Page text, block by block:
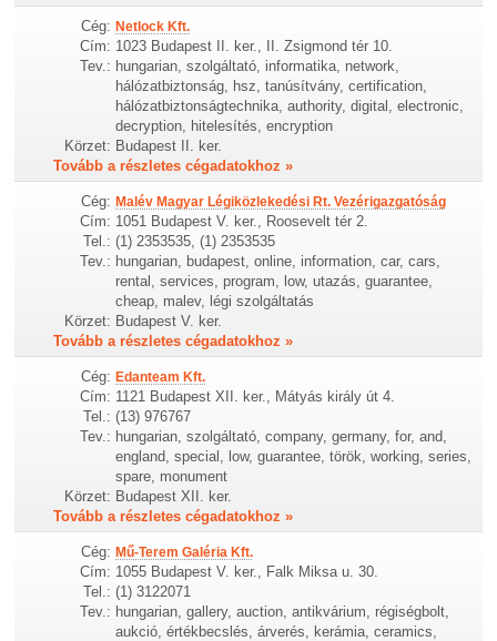
Cég: Netlock Kft.
Cím: 1023 Budapest II. ker., II. Zsigmond tér 10.
Tev.: hungarian, szolgáltató, informatika, network,
hálózatbiztonság, hsz, tanúsítvány, certification,
hálózatbiztonságtechnika, authority, digital, electronic,
decryption, hitelesítés, encryption
Körzet: Budapest II. ker.
Tovább a részletes cégadatokhoz »
Cég: Malév Magyar Légiközlekedési Rt. Vezérigazgatóság
Cím: 1051 Budapest V. ker., Roosevelt tér 2.
Tel.: (1) 2353535, (1) 2353535
Tev.: hungarian, budapest, online, information, car, cars,
rental, services, program, low, utazás, guarantee,
cheap, malev, légi szolgáltatás
Körzet: Budapest V. ker.
Tovább a részletes cégadatokhoz »
Cég: Edanteam Kft.
Cím: 1121 Budapest XII. ker., Mátyás király út 4.
Tel.: (13) 976767
Tev.: hungarian, szolgáltató, company, germany, for, and,
england, special, low, guarantee, török, working, series,
spare, monument
Körzet: Budapest XII. ker.
Tovább a részletes cégadatokhoz »
Cég: Mű-Terem Galéria Kft.
Cím: 1055 Budapest V. ker., Falk Miksa u. 30.
Tel.: (1) 3122071
Tev.: hungarian, gallery, auction, antikvárium, régiségbolt,
aukció, értékbecslés, árverés, kerámia, ceramics,